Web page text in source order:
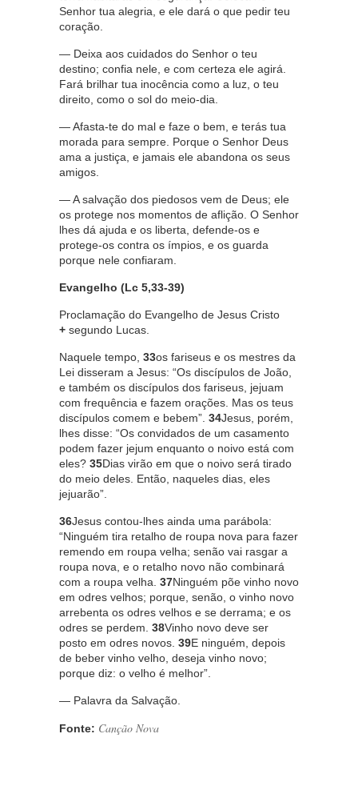
Senhor tua alegria, e ele dará o que pedir teu
coração.
— Deixa aos cuidados do Senhor o teu
destino; confia nele, e com certeza ele agirá.
Fará brilhar tua inocência como a luz, o teu
direito, como o sol do meio-dia.
— Afasta-te do mal e faze o bem, e terás tua
morada para sempre. Porque o Senhor Deus
ama a justiça, e jamais ele abandona os seus
amigos.
— A salvação dos piedosos vem de Deus; ele
os protege nos momentos de aflição. O Senhor
lhes dá ajuda e os liberta, defende-os e
protege-os contra os ímpios, e os guarda
porque nele confiaram.
Evangelho (Lc 5,33-39)
Proclamação do Evangelho de Jesus Cristo
+ segundo Lucas.
Naquele tempo, 33os fariseus e os mestres da
Lei disseram a Jesus: “Os discípulos de João,
e também os discípulos dos fariseus, jejuam
com frequência e fazem orações. Mas os teus
discípulos comem e bebem”. 34Jesus, porém,
lhes disse: “Os convidados de um casamento
podem fazer jejum enquanto o noivo está com
eles? 35Dias virão em que o noivo será tirado
do meio deles. Então, naqueles dias, eles
jejuarão”.
36Jesus contou-lhes ainda uma parábola:
“Ninguém tira retalho de roupa nova para fazer
remendo em roupa velha; senão vai rasgar a
roupa nova, e o retalho novo não combinará
com a roupa velha. 37Ninguém põe vinho novo
em odres velhos; porque, senão, o vinho novo
arrebenta os odres velhos e se derrama; e os
odres se perdem. 38Vinho novo deve ser
posto em odres novos. 39E ninguém, depois
de beber vinho velho, deseja vinho novo;
porque diz: o velho é melhor”.
— Palavra da Salvação.
Fonte: Canção Nova